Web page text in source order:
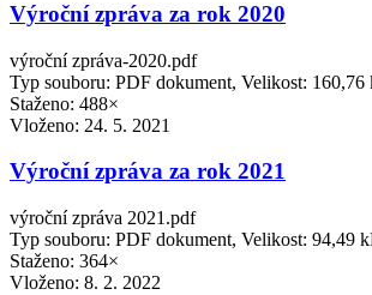
Výroční zpráva za rok 2020
výroční zpráva-2020.pdf
Typ souboru: PDF dokument, Velikost: 160,76
Staženo: 488×
Vloženo: 24. 5. 2021
Výroční zpráva za rok 2021
výroční zpráva 2021.pdf
Typ souboru: PDF dokument, Velikost: 94,49
Staženo: 364×
Vloženo: 8. 2. 2022